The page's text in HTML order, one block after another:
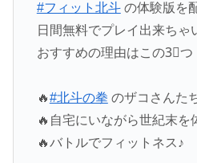
#フィット北斗の体験版を
日間無料でプレイ出来ちゃ
おすすめの理由はこの3⃣つ
🔥#北斗の拳 のザコさんた
🔥自宅にいながら世紀末を
🔥バトルでフィットネス♪